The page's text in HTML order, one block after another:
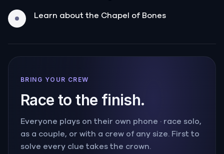
Learn about the Chapel of Bones
BRING YOUR CREW
Race to the finish.
Everyone plays on their own phone · race solo,
as a couple, or with a crew of any size. First to
solve every clue takes the crown.